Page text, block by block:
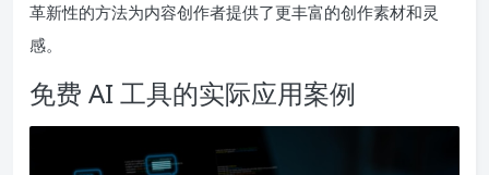
革新性的方法为内容创作者提供了更丰富的创作素材和灵
感。
免费 AI 工具的实际应用案例